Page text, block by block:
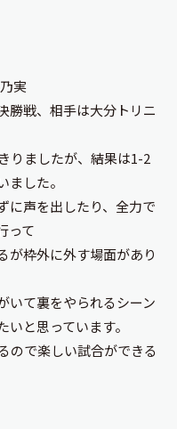
実
勝戦、相手は大分トリニ
りましたが、結果は1-2
した。
に声を出したり、全力で
って
が枠外に外す場面があり
いて裏をやられるシーン
と思っています。
ので楽しい試合ができる